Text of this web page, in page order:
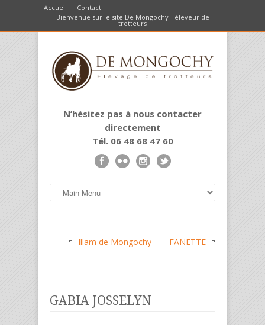
Accueil
Contact
Bienvenue sur le site De Mongochy - éleveur de
trotteurs
N’hésitez pas à nous contacter
directement
Tél. 06 48 68 47 60
Illam de Mongochy FANETTE
GABIA JOSSELYN